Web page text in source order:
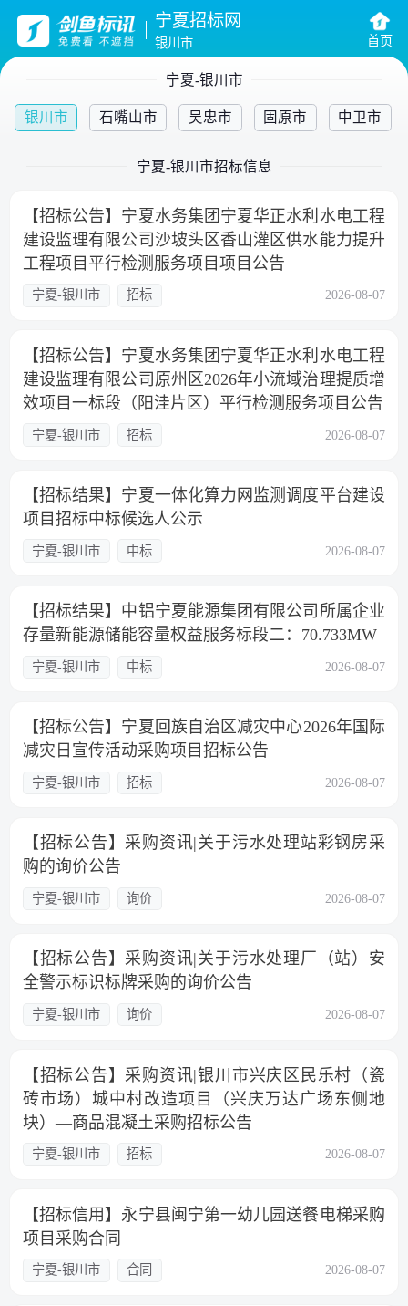
宁夏招标网
银川市 首页
宁夏-银川市
银川市 石嘴山市 吴忠市 固原市 中卫市
宁夏-银川市招标信息
【招标公告】宁夏水务集团宁夏华正水利水电工程
建设监理有限公司沙坡头区香山灌区供水能力提升
工程项目平行检测服务项目项目公告
宁夏-银川市 招标 2026-08-07
【招标公告】宁夏水务集团宁夏华正水利水电工程
建设监理有限公司原州区2026年小流域治理提质增
效项目一标段（阳洼片区）平行检测服务项目公告
宁夏-银川市 招标 2026-08-07
【招标结果】宁夏一体化算力网监测调度平台建设
项目招标中标候选人公示
宁夏-银川市 中标 2026-08-07
【招标结果】中铝宁夏能源集团有限公司所属企业
存量新能源储能容量权益服务标段二：70.733MW
宁夏-银川市 中标 2026-08-07
【招标公告】宁夏回族自治区减灾中心2026年国际
减灾日宣传活动采购项目招标公告
宁夏-银川市 招标 2026-08-07
【招标公告】采购资讯|关于污水处理站彩钢房采
购的询价公告
宁夏-银川市 询价 2026-08-07
【招标公告】采购资讯|关于污水处理厂（站）安
全警示标识标牌采购的询价公告
宁夏-银川市 询价 2026-08-07
【招标公告】采购资讯|银川市兴庆区民乐村（瓷
砖市场）城中村改造项目（兴庆万达广场东侧地
块）—商品混凝土采购招标公告
宁夏-银川市 招标 2026-08-07
【招标信用】永宁县闽宁第一幼儿园送餐电梯采购
项目采购合同
宁夏-银川市 合同 2026-08-07